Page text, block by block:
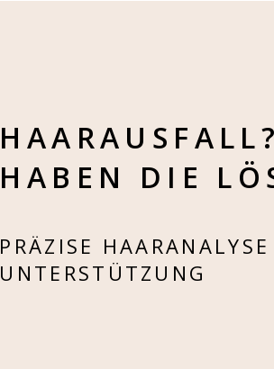
HABEN DIE
PRÄZISE
UNTERSTÜTZUNG